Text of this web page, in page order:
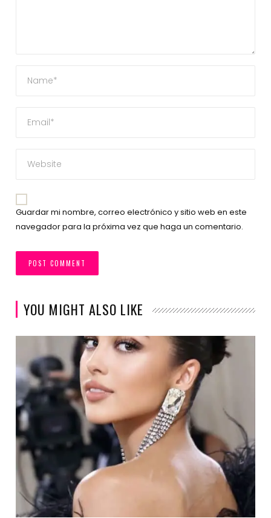
Guardar mi nombre, correo electrónico y sitio web en este
navegador para la próxima vez que haga un comentario.
YOU MIGHT ALSO LIKE